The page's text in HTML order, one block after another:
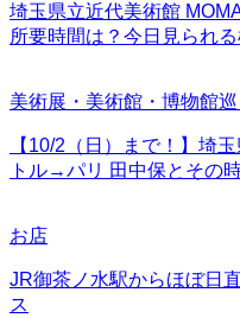
埼玉県立近代美術館
所要時間は？今日見られる
美術展・美術館・博物館巡
【10/2（日）まで！】埼
トル→パリ 田中保とその
お店
JR御茶ノ水駅からほぼ日
ス